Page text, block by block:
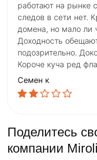
работают на рынке
следов в сети нет.
домена, но мало ли
Доходность
подозрительно.
Короче куча ред
Семен к
Поделитесь
компании